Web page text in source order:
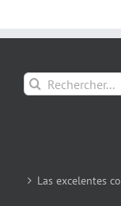
Rechercher:
Las excelentes